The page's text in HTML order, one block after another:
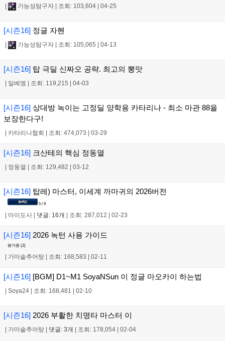
| 가능성탐구자 | 조회: 103,604 | 04-25
[시즌16] 정글 자헨
| 가능성탐구자 | 조회: 105,065 | 04-13
[시즌16] 탑 극딜 신짜오 공략. 최고의 뽕맛
| 일베엥 | 조회: 119,215 | 04-03
[시즌16] 상대방 녹이는 고정딜 양학용 카타리나 - 최소 마관 88을
보장한다구!
| 카타리나협회 | 조회: 474,073 | 03-29
[시즌16] 크산테의 핵심 정동열
| 정동열 | 조회: 129,482 | 03-12
[시즌16] 탑레) 마스터, 이세계 까마귀의 2026버전
5 / 9
마이도사 댓글: 16개 조회: 287,012 02-23
[시즌16] 2026 녹턴 사용 가이드
평가중 (2)
가마솥추어탕 조회: 168,583 02-11
[시즌16] [BGM] D1~M1 SoyaNSun 이 정글 마오카이 하는법
Soya24 조회: 168,481 02-10
[시즌16] 2026 부활한 치명타 마스터 이
가마솥추어탕 댓글: 3개 조회: 178,054 02-04